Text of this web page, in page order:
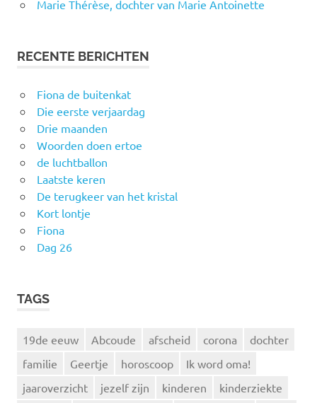
Marie Thérèse, dochter van Marie Antoinette
RECENTE BERICHTEN
Fiona de buitenkat
Die eerste verjaardag
Drie maanden
Woorden doen ertoe
de luchtballon
Laatste keren
De terugkeer van het kristal
Kort lontje
Fiona
Dag 26
TAGS
19de eeuw Abcoude afscheid corona
dochter
familie
Geertje horoscoop
Ik word oma!
jaaroverzicht
jezelf zijn kinderen
kinderziekte